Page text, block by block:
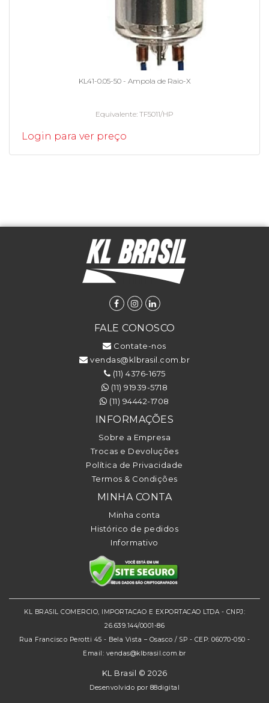
KL41-0.05-50 - Ampola de Raio-X
Equivalente TF5011/HP
Login para ver preço
FALE CONOSCO
Contate-nos
vendas@klbrasil.com.br
(11) 4376-1675
(11) 91939-5718
(11) 94442-1708
INFORMAÇÕES
Sobre a Empresa
Trocas e Devoluções
Política de Privacidade
Termos & Condições
MINHA CONTA
Minha conta
Histórico de pedidos
Informativo
KL BRASIL COMERCIO, IMPORTACAO E EXPORTACAO LTDA - CNPJ:
26.639.144/0001-86
Rua Francisco Perotti 45 - Bela Vista – Osasco / SP - CEP: 06070-050 -
Email: vendas@klbrasil.com.br
KL Brasil © 2026
Desenvolvido por 88digital